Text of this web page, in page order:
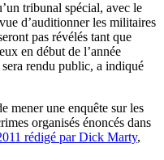
tribunal spécial, avec le
d’auditionner les militaires
pas révélés tant que
en début de l’année
rendu public, a indiqué
mener une enquête sur les
organisés énoncés dans
rédigé par Dick Marty,